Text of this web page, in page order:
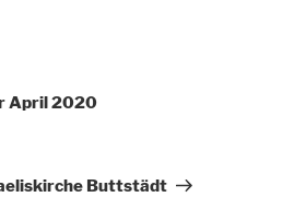
April 2020
Buttstädt